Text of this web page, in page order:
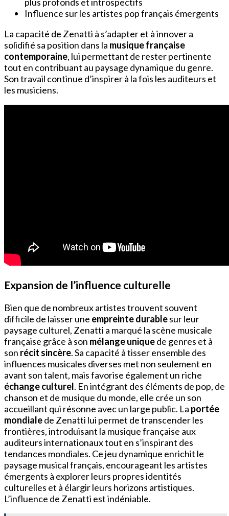
Influence sur les artistes pop français émergents
La capacité de Zenatti à s’adapter et à innover a
solidifié sa position dans la musique française
contemporaine, lui permettant de rester pertinente
tout en contribuant au paysage dynamique du genre.
Son travail continue d’inspirer à la fois les auditeurs et
les musiciens.
Expansion de l’influence culturelle
Bien que de nombreux artistes trouvent souvent
difficile de laisser une empreinte durablesur leur
paysage culturel, Zenatti a marqué la scène musicale
française grâce à son mélange uniquede genres et à
son récit sincère. Sa capacité à tisser ensemble des
influences musicales diverses met non seulement en
avant son talent, mais favorise également un riche
échange culturel. En intégrant des éléments de pop, de
chanson et de musique du monde, elle crée un son
accueillant qui résonne avec un large public. La portée
mondialede Zenatti lui permet de transcender les
frontières, introduisant la musique française aux
auditeurs internationaux tout en s’inspirant des
tendances mondiales. Ce jeu dynamique enrichit le
paysage musical français, encourageant les artistes
émergents à explorer leurs propres identités
culturelles et à élargir leurs horizons artistiques.
L’influence de Zenatti est indéniable.